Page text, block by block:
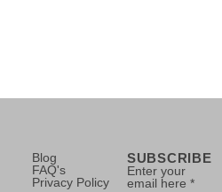
Blog
FAQ's
Privacy Policy
SUBSCRIBE
Enter your
email here *